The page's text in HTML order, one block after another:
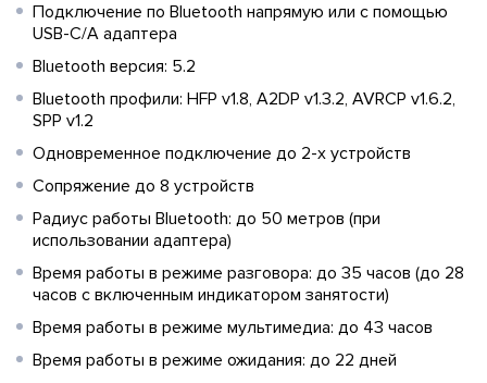
Подключение по Bluetooth напрямую или с помощью
USB-C/A адаптера
Bluetooth версия: 5.2
Bluetooth профили: HFP v1.8, A2DP v1.3.2, AVRCP v1.6.2,
SPP v1.2
Одновременное подключение до 2-х устройств
Сопряжение до 8 устройств
Радиус работы Bluetooth: до 50 метров (при
использовании адаптера)
Время работы в режиме разговора: до 35 часов (до 28
часов с включенным индикатором занятости)
Время работы в режиме мультимедиа: до 43 часов
Время работы в режиме ожидания: до 22 дней